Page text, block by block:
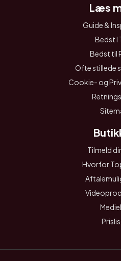
Læs
Guide &
Bedst I
Bedst til
Ofte stillede
Cookie- og
Tilmeld
Hvorfor